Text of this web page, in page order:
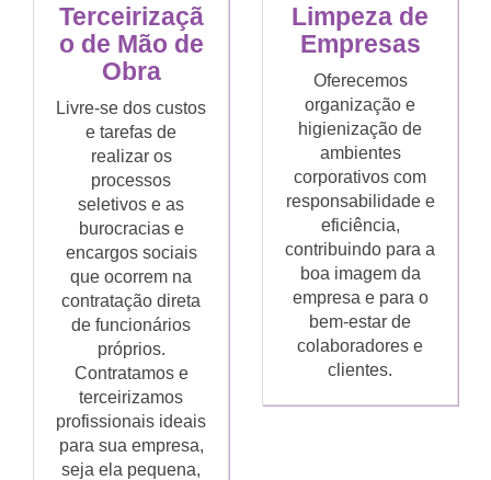
Terceirizaçã
o de Mão de
Obra
Livre-se dos custos
e tarefas de
realizar os
processos
seletivos e as
burocracias e
encargos sociais
que ocorrem na
contratação direta
de funcionários
próprios.
Contratamos e
terceirizamos
profissionais ideais
para sua empresa,
seja ela pequena,
Limpeza de
Empresas
Oferecemos
organização e
higienização de
ambientes
corporativos com
responsabilidade e
eficiência,
contribuindo para a
boa imagem da
empresa e para o
bem-estar de
colaboradores e
clientes.